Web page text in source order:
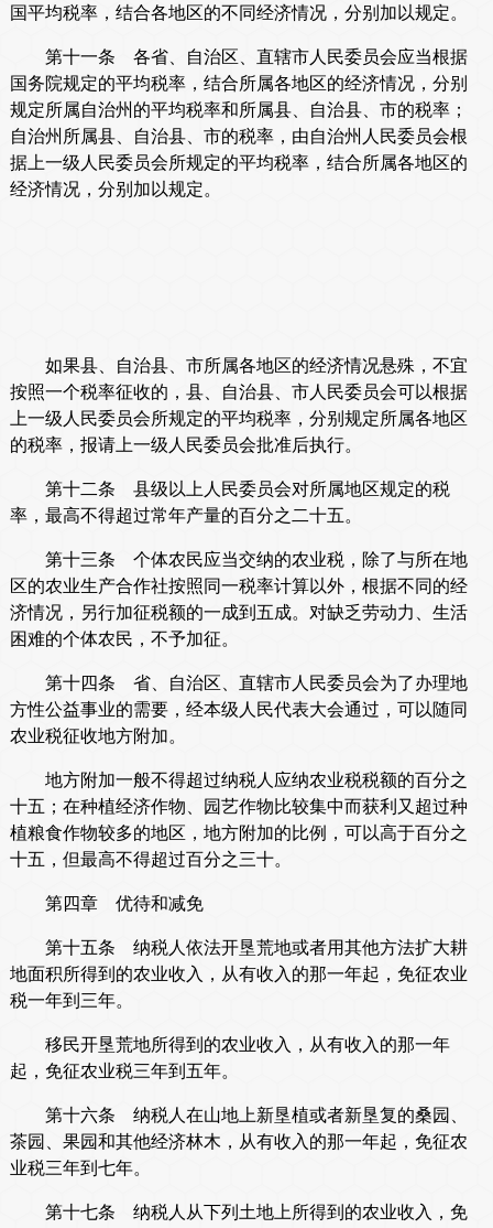
国平均税率，结合各地区的不同经济情况，分别加以规定。
第十一条 各省、自治区、直辖市人民委员会应当根据
国务院规定的平均税率，结合所属各地区的经济情况，分别
规定所属自治州的平均税率和所属县、自治县、市的税率；
自治州所属县、自治县、市的税率，由自治州人民委员会根
据上一级人民委员会所规定的平均税率，结合所属各地区的
经济情况，分别加以规定。
如果县、自治县、市所属各地区的经济情况悬殊，不宜
按照一个税率征收的，县、自治县、市人民委员会可以根据
上一级人民委员会所规定的平均税率，分别规定所属各地区
的税率，报请上一级人民委员会批准后执行。
第十二条 县级以上人民委员会对所属地区规定的税
率，最高不得超过常年产量的百分之二十五。
第十三条 个体农民应当交纳的农业税，除了与所在地
区的农业生产合作社按照同一税率计算以外，根据不同的经
济情况，另行加征税额的一成到五成。对缺乏劳动力、生活
困难的个体农民，不予加征。
第十四条 省、自治区、直辖市人民委员会为了办理地
方性公益事业的需要，经本级人民代表大会通过，可以随同
农业税征收地方附加。
地方附加一般不得超过纳税人应纳农业税税额的百分之
十五；在种植经济作物、园艺作物比较集中而获利又超过种
植粮食作物较多的地区，地方附加的比例，可以高于百分之
十五，但最高不得超过百分之三十。
第四章 优待和减免
第十五条 纳税人依法开垦荒地或者用其他方法扩大耕
地面积所得到的农业收入，从有收入的那一年起，免征农业
税一年到三年。
移民开垦荒地所得到的农业收入，从有收入的那一年
起，免征农业税三年到五年。
第十六条 纳税人在山地上新垦植或者新垦复的桑园、
茶园、果园和其他经济林木，从有收入的那一年起，免征农
业税三年到七年。
第十七条 纳税人从下列土地上所得到的农业收入，免